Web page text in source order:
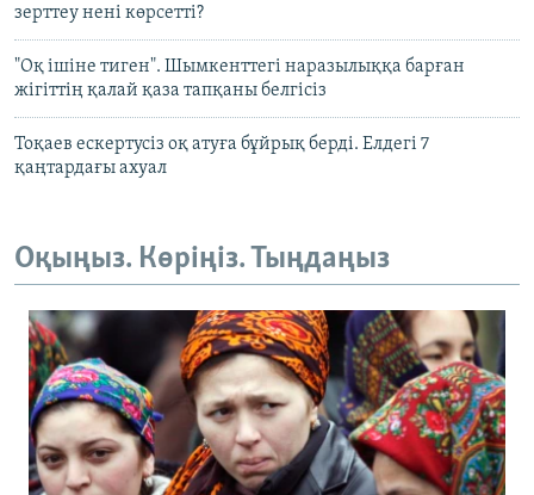
зерттеу нені көрсетті?
"Оқ ішіне тиген". Шымкенттегі наразылыққа барған
жігіттің қалай қаза тапқаны белгісіз
Тоқаев ескертусіз оқ атуға бұйрық берді. Елдегі 7
қаңтардағы ахуал
Оқыңыз. Көріңіз. Тыңдаңыз